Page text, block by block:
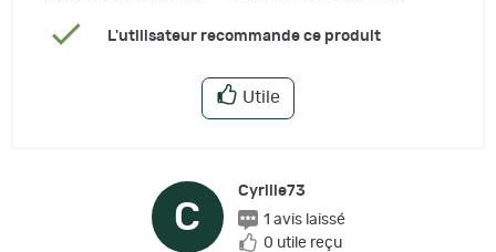
L'utilisateur recommande ce produit
Utile
C
Cyrille73
1 avis laissé
0 utile reçu